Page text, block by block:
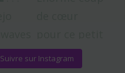
Suivre sur Instagram